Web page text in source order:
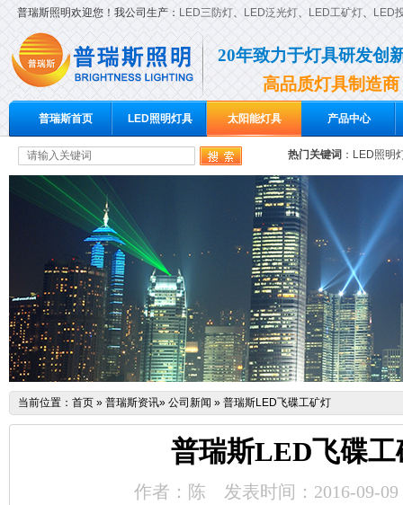
普瑞斯照明欢迎您！我公司生产： LED三防灯、 LED泛光灯、 LED工矿灯、 LED
20年致力于灯具研发创
高品质灯具制造商
普瑞斯首页 LED照明灯具 太阳能灯具 产品中心
热门关键词 ： LED照明
当前位置： 首页 » 普瑞斯资讯» 公司新闻 » 普瑞斯LED飞碟工矿灯
普瑞斯LED飞碟工
作者：陈 发表时间：2016-09-09